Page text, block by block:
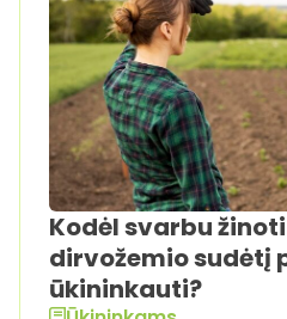
Kodėl svarbu
dirvožemio sudėtį
ūkininkauti?